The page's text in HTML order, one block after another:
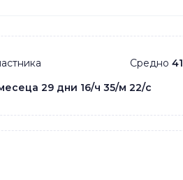
Средно41
29 дни 16/ч 35/м 22/с